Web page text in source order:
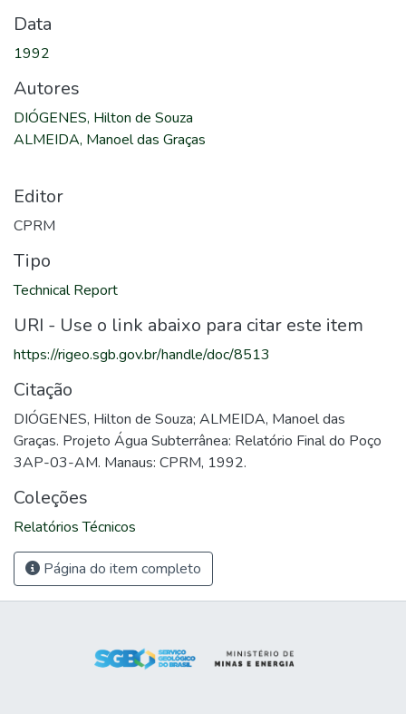
Data
1992
Autores
DIÓGENES, Hilton de Souza
ALMEIDA, Manoel das Graças
Editor
CPRM
Tipo
Technical Report
URI - Use o link abaixo para citar este item
https://rigeo.sgb.gov.br/handle/doc/8513
Citação
DIÓGENES, Hilton de Souza; ALMEIDA, Manoel das
Graças. Projeto Água Subterrânea: Relatório Final do Poço
3AP-03-AM. Manaus: CPRM, 1992.
Coleções
Relatórios Técnicos
Página do item completo